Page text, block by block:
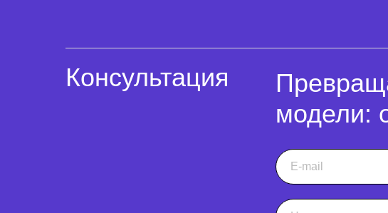
Консультация
модели: